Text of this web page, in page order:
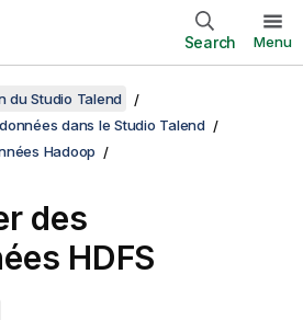
Search Menu
du Studio Talend
dans le Studio Talend
Hadoop
des
HDFS